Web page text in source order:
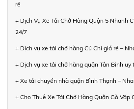
rẻ
+ Dịch Vụ Xe Tải Chở Hàng Quận 5 Nhanh
24/7
+ Dịch vụ xe tải chở hàng Củ Chi giá rẻ –
+ Dịch vụ xe tải chở hàng quận Tân Bình uy
+ Xe tải chuyển nhà quận Bình Thạnh –
+ Cho Thuê Xe Tải Chở Hàng Quận Gò Vấp